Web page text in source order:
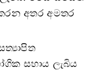
අතර අමතර
සහාය ලැබිය